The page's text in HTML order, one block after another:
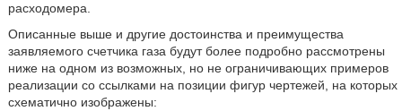
расходомера.
Описанные выше и другие достоинства и преимущества
заявляемого счетчика газа будут более подробно рассмотрены
ниже на одном из возможных, но не ограничивающих примеров
реализации со ссылками на позиции фигур чертежей, на которых
схематично изображены: